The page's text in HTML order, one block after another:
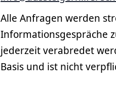
Alle Anfragen werden
Informationsgespräche
jederzeit verabredet
Basis und ist nicht